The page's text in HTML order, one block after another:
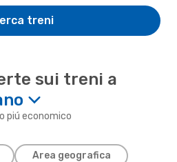
treni
sui treni a
piú economico
Area geografica